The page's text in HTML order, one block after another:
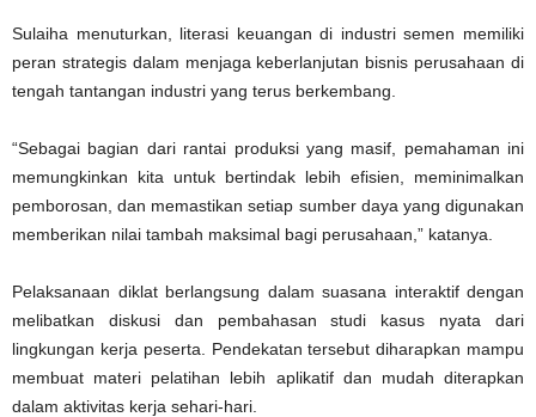
Sulaiha menuturkan, literasi keuangan di industri semen memiliki
peran strategis dalam menjaga keberlanjutan bisnis perusahaan di
tengah tantangan industri yang terus berkembang.
“Sebagai bagian dari rantai produksi yang masif, pemahaman ini
memungkinkan kita untuk bertindak lebih efisien, meminimalkan
pemborosan, dan memastikan setiap sumber daya yang digunakan
memberikan nilai tambah maksimal bagi perusahaan,” katanya.
Pelaksanaan diklat berlangsung dalam suasana interaktif dengan
melibatkan diskusi dan pembahasan studi kasus nyata dari
lingkungan kerja peserta. Pendekatan tersebut diharapkan mampu
membuat materi pelatihan lebih aplikatif dan mudah diterapkan
dalam aktivitas kerja sehari-hari.